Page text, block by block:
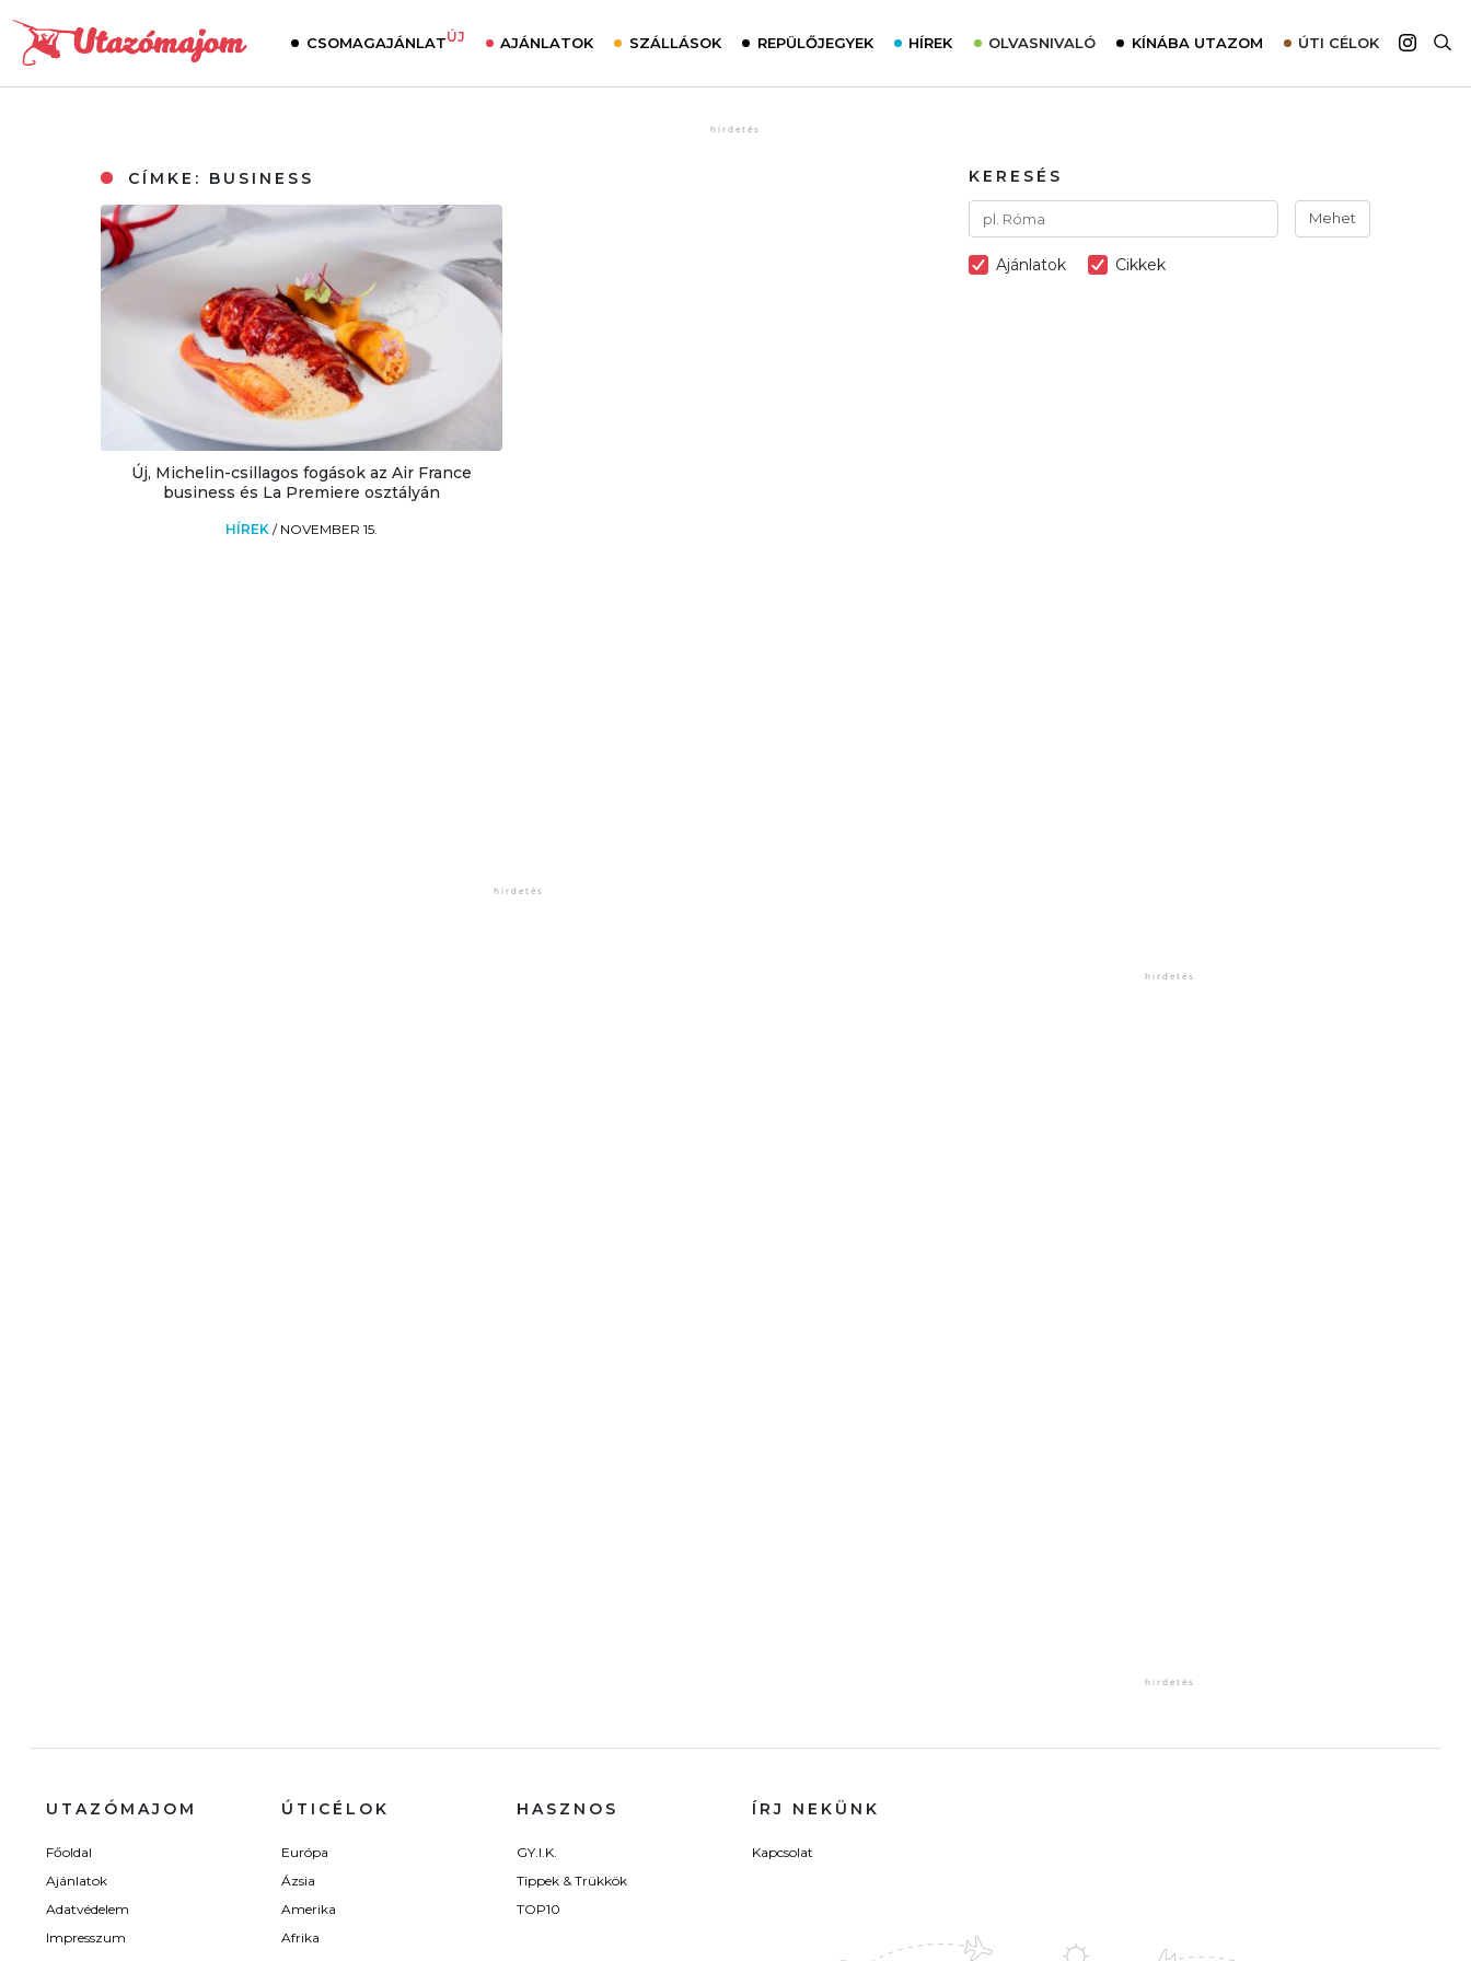
CSOMAGAJÁNLATÚJ AJÁNLATOK SZÁLLÁSOK REPÜLŐJEGYEK HÍREK OLVASNIVALÓ
Interjú
Élménybeszámolók
KÍNÁBA UTAZOM ÚTI CÉLOK
Ausztrália
CÍMKE: BUSINESS
Új, Michelin-csillagos fogások az Air France
business és La Premiere osztályán
HÍREK / NOVEMBER 15.
KERESÉS
Mehet
Ajánlatok Cikkek
UTAZÓMAJOM
Főoldal
Ajánlatok
Adatvédelem
Impresszum
ÚTICÉLOK
Európa
Ázsia
Amerika
Afrika
HASZNOS
GY.I.K.
Tippek & Trükkök
TOP10
ÍRJ NEKÜNK
Kapcsolat